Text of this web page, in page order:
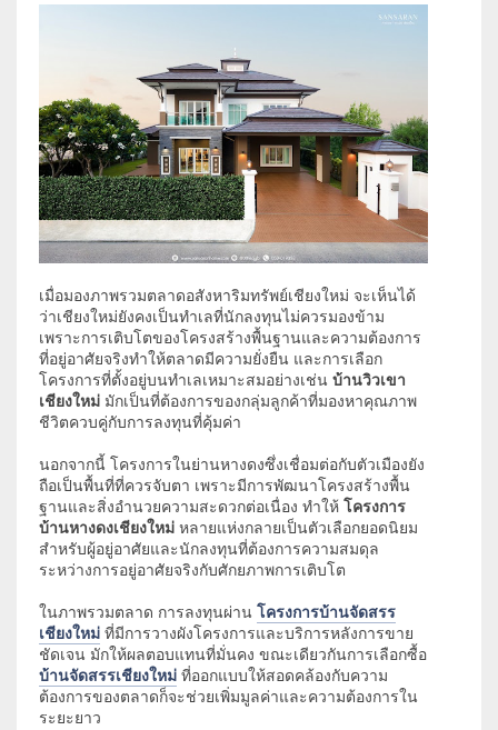
เมื่อมองภาพรวมตลาดอสังหาริมทรัพย์เชียงใหม่ จะเห็นได้
ว่าเชียงใหม่ยังคงเป็นทำเลที่นักลงทุนไม่ควรมองข้าม
เพราะการเติบโตของโครงสร้างพื้นฐานและความต้องการ
ที่อยู่อาศัยจริงทำให้ตลาดมีความยั่งยืน และการเลือก
โครงการที่ตั้งอยู่บนทำเลเหมาะสมอย่างเช่น บ้านวิวเขา
เชียงใหม่ มักเป็นที่ต้องการของกลุ่มลูกค้าที่มองหาคุณภาพ
ชีวิตควบคู่กับการลงทุนที่คุ้มค่า
นอกจากนี้ โครงการในย่านหางดงซึ่งเชื่อมต่อกับตัวเมืองยัง
ถือเป็นพื้นที่ที่ควรจับตา เพราะมีการพัฒนาโครงสร้างพื้น
ฐานและสิ่งอำนวยความสะดวกต่อเนื่อง ทำให้ โครงการ
บ้านหางดงเชียงใหม่ หลายแห่งกลายเป็นตัวเลือกยอดนิยม
สำหรับผู้อยู่อาศัยและนักลงทุนที่ต้องการความสมดุล
ระหว่างการอยู่อาศัยจริงกับศักยภาพการเติบโต
ในภาพรวมตลาด การลงทุนผ่าน โครงการบ้านจัดสรร
เชียงใหม่ ที่มีการวางผังโครงการและบริการหลังการขาย
ชัดเจน มักให้ผลตอบแทนที่มั่นคง ขณะเดียวกันการเลือกซื้อ
บ้านจัดสรรเชียงใหม่ ที่ออกแบบให้สอดคล้องกับความ
ต้องการของตลาดก็จะช่วยเพิ่มมูลค่าและความต้องการใน
ระยะยาว